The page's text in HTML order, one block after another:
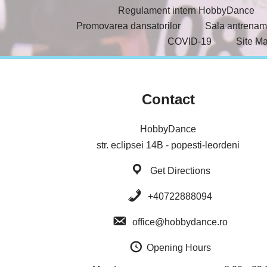
Regulament intern HobbyDance
Promovarea dansatorilor
Sala
COVID-19
Site
Contact
HobbyDance
str. eclipsei 14B - popesti-leordeni
Get Directions
+40722888094
office@hobbydance.ro
Opening Hours